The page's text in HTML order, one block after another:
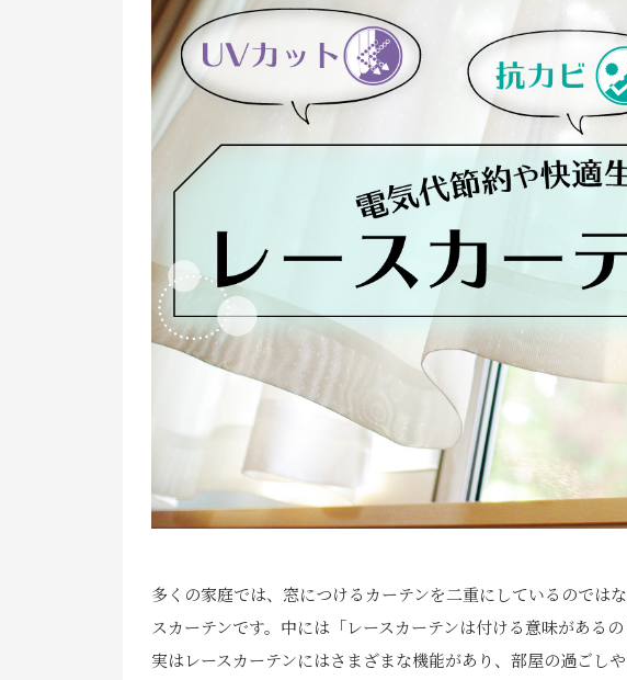
多くの家庭では、窓につけるカーテンを二重にしているのでは
スカーテンです。中には「レースカーテンは付ける意味がある
実はレースカーテンにはさまざまな機能があり、部屋の過ごし